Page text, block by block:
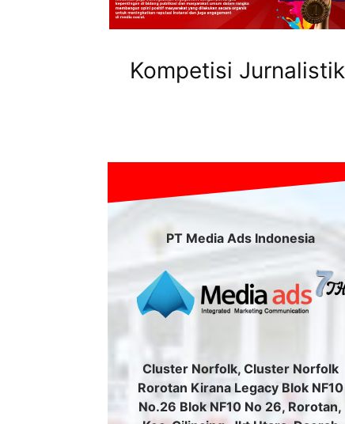
Kompetisi Jurnalistik
PT Media Ads Indonesia
Cluster Norfolk, Cluster Norfolk
Rorotan Kirana Legacy Blok NF10
No.26 Blok NF10 No 26, Rorotan,